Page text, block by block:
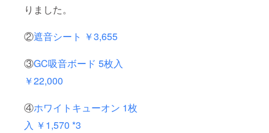
りました。
②遮音シート ￥3,655
③GC吸音ボード 5枚入
￥22,000
④ホワイトキューオン 1枚
入 ￥1,570 *3